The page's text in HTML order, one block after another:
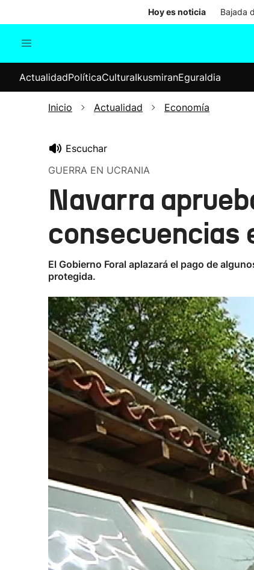
Hoy es noticia Bajada
Internacional
Elecciones
ActualidadPolíticaCulturaIkusmiranEguraldia
Inicio Actualidad Economía
Escuchar
GUERRA EN UCRANIA
Navarra
consecuencias
El Gobierno Foral aplazará el pago de
protegida.